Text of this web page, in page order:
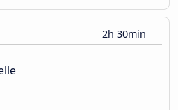
2h 30min